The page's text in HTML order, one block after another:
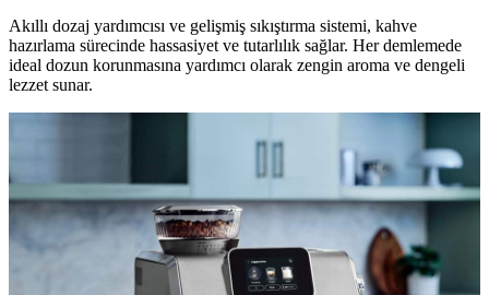
Akıllı dozaj yardımcısı ve gelişmiş sıkıştırma sistemi, kahve
hazırlama sürecinde hassasiyet ve tutarlılık sağlar. Her demlemede
ideal dozun korunmasına yardımcı olarak zengin aroma ve dengeli
lezzet sunar.